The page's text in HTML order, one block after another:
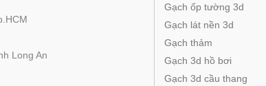
Long An
Gạch ốp tường 3d
Gạch lát nền 3d
Gạch thảm
Gạch 3d hồ bơi
Gạch 3d cầu thang